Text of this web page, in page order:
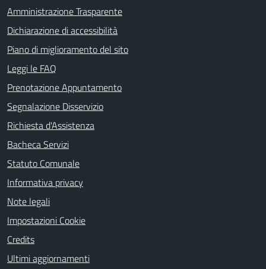
Amministrazione Trasparente
Dichiarazione di accessibilità
Piano di miglioramento del sito
Leggi le FAQ
Prenotazione Appuntamento
Segnalazione Disservizio
Richiesta d'Assistenza
Bacheca Servizi
Statuto Comunale
Informativa privacy
Note legali
Impostazioni Cookie
Credits
Ultimi aggiornamenti